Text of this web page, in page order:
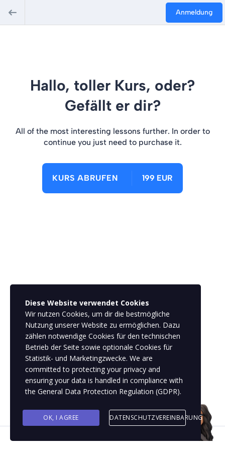
Anmeldung
Hallo, toller Kurs, oder?
Gefällt er dir?
All of the most interesting lessons further. In order to
continue you just need to purchase it.
KURS ABRUFEN 199 EUR
Diese Website verwendet Cookies
Wir nutzen Cookies, um dir die bestmögliche
Nutzung unserer Website zu ermöglichen. Dazu
zählen notwendige Cookies für den technischen
Betrieb der Seite sowie optionale Cookies für
Statistik- und Marketingzwecke. We are
committed to protecting your privacy and
ensuring your data is handled in compliance with
the General Data Protection Regulation (GDPR).
OK, I AGREE DATENSCHUTZVEREINBARUNG